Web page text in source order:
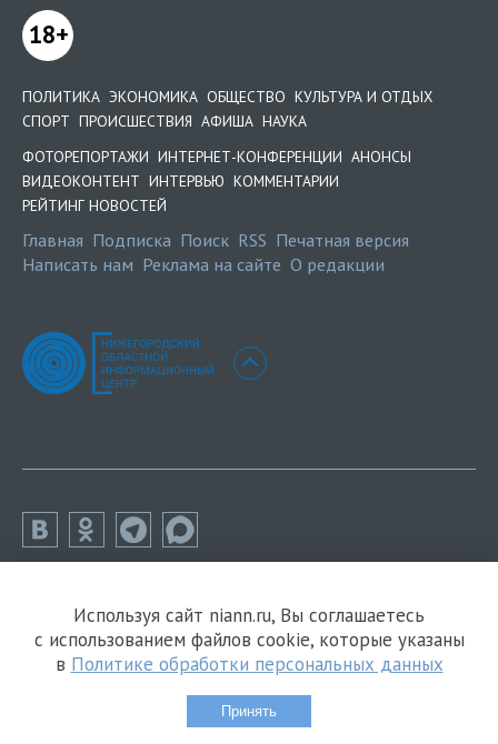
18+
ПОЛИТИКА ЭКОНОМИКА ОБЩЕСТВО КУЛЬТУРА И ОТДЫХ
СПОРТ ПРОИСШЕСТВИЯ АФИША НАУКА
ФОТОРЕПОРТАЖИ ИНТЕРНЕТ-КОНФЕРЕНЦИИ АНОНСЫ
ВИДЕОКОНТЕНТ ИНТЕРВЬЮ КОММЕНТАРИИ
РЕЙТИНГ НОВОСТЕЙ
Главная Подписка Поиск RSS Печатная версия
Написать нам Реклама на сайте О редакции
Используя сайт niann.ru, Вы соглашаетесь
с использованием файлов cookie, которые указаны
в Политике обработки персональных данных
Принять